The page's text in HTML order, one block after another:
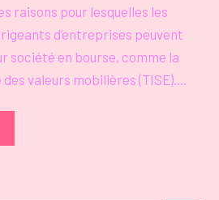
raisons pour lesquelles les
d’entreprises peuvent
société en bourse, comme la
valeurs mobilières (TISE).…